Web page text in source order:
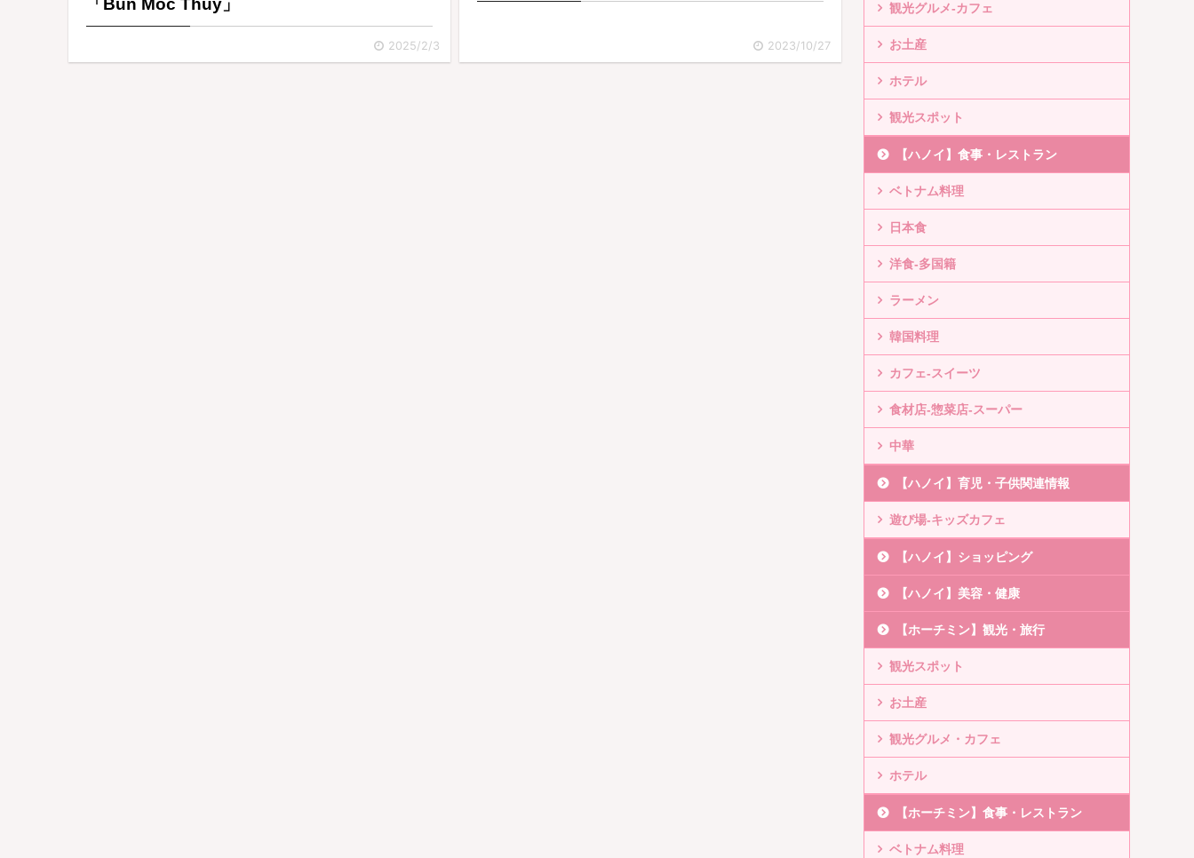
「Bun Moc Thuy」
2025/2/3 2023/10/27
観光グルメ-カフェ
お土産
ホテル
観光スポット
【ハノイ】食事・レストラン
ベトナム料理
日本食
洋食-多国籍
ラーメン
韓国料理
カフェ-スイーツ
食材店-惣菜店-スーパー
中華
【ハノイ】育児・子供関連情報
遊び場-キッズカフェ
【ハノイ】ショッピング
【ハノイ】美容・健康
【ホーチミン】観光・旅行
観光スポット
お土産
観光グルメ・カフェ
ホテル
【ホーチミン】食事・レストラン
ベトナム料理